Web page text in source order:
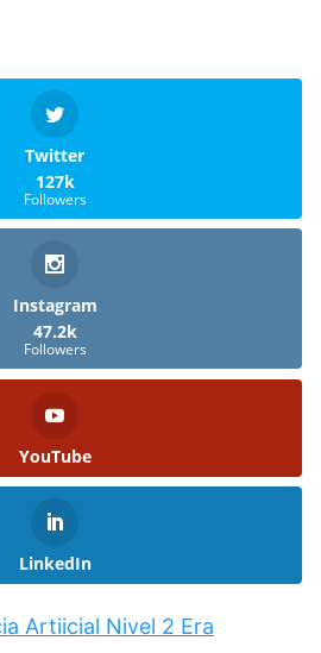
Twitter
127k
Followers
Instagram
47.2k
Followers
YouTube
LinkedIn
Artiicial Nivel 2 Era